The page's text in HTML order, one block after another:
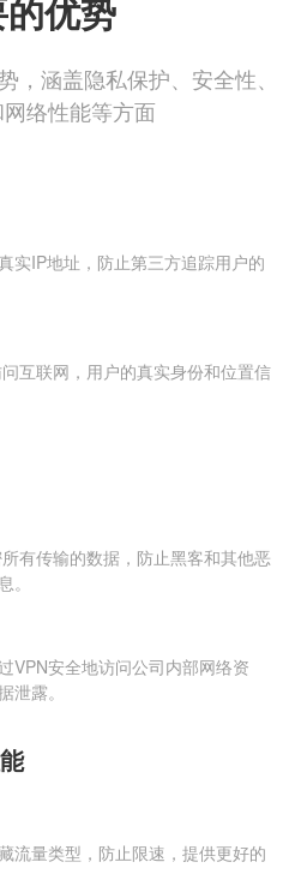
优势
，涵盖隐私保护、安全性、
络性能等方面
实IP地址，防止第三方追踪用户的
互联网，用户的真实身份和位置信
有传输的数据，防止黑客和其他恶
。
VPN安全地访问公司内部网络资
泄露。
流量类型，防止限速，提供更好的